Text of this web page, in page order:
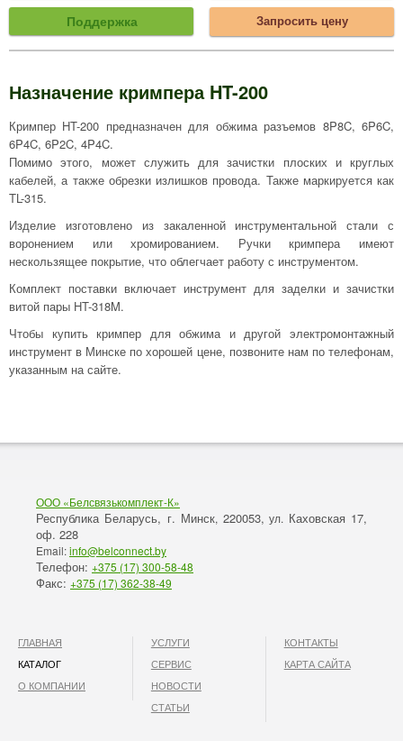
Поддержка Запросить цену
Назначение кримпера HT-200
Кримпер HT-200 предназначен для обжима разъемов 8P8C, 6P6C,
6P4C, 6P2C, 4P4C.
Помимо этого, может служить для зачистки плоских и круглых
кабелей, а также обрезки излишков провода. Также маркируется как
TL-315.
Изделие изготовлено из закаленной инструментальной стали с
воронением или хромированием. Ручки кримпера имеют
нескользящее покрытие, что облегчает работу с инструментом.
Комплект поставки включает инструмент для заделки и зачистки
витой пары HT-318M.
Чтобы купить кримпер для обжима и другой электромонтажный
инструмент в Минске по хорошей цене, позвоните нам по телефонам,
указанным на сайте.
ООО «Белсвязькомплект-К»
Республика Беларусь, г. Минск, 220053, ул. Каховская 17,
оф. 228
Email:info@belconnect.by
Телефон: +375 (17) 300-58-48
Факс: +375 (17) 362-38-49
ГЛАВНАЯ
КАТАЛОГ
О КОМПАНИИ
УСЛУГИ
СЕРВИС
НОВОСТИ
СТАТЬИ
КОНТАКТЫ
КАРТА САЙТА